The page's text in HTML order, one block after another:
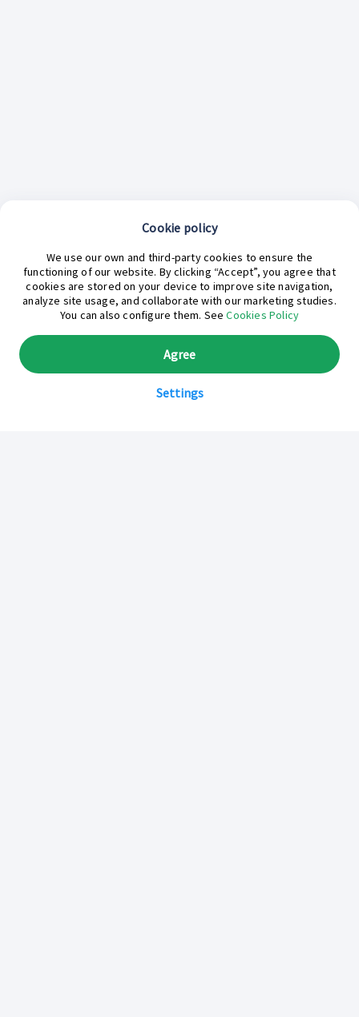
¿En qué podemos ayudarte hoy?
Cookie policy
We use our own and third-party cookies to ensure the
functioning of our website. By clicking “Accept”, you agree that
cookies are stored on your device to improve site navigation,
analyze site usage, and collaborate with our marketing studies.
You can also configure them. SeeCookies Policy
Settings
Agree